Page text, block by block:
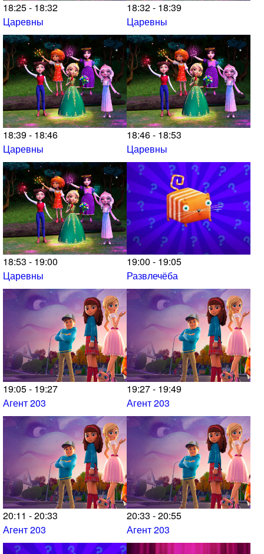
18:25 - 18:32
Царевны
18:32 - 18:39
Царевны
18:39 - 18:46
Царевны
18:46 - 18:53
Царевны
18:53 - 19:00
Царевны
19:00 - 19:05
Развлечёба
19:05 - 19:27
Агент 203
19:27 - 19:49
Агент 203
20:11 - 20:33
Агент 203
20:33 - 20:55
Агент 203